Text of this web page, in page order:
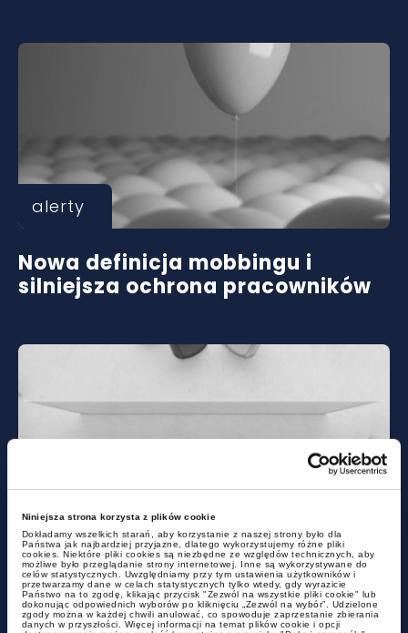
Niniejsza strona korzysta z plików cookie
Dokładamy wszelkich starań, aby korzystanie z naszej strony było dla
Państwa jak najbardziej przyjazne, dlatego wykorzystujemy różne pliki
cookies. Niektóre pliki cookies są niezbędne ze względów technicznych, aby
możliwe było przeglądanie strony internetowej. Inne są wykorzystywane do
celów statystycznych. Uwzględniamy przy tym ustawienia użytkowników i
przetwarzamy dane w celach statystycznych tylko wtedy, gdy wyrazicie
Państwo na to zgodę, klikając przycisk "Zezwól na wszystkie pliki cookie" lub
dokonując odpowiednich wyborów po kliknięciu „Zezwól na wybór”. Udzielone
zgody można w każdej chwili anulować, co spowoduje zaprzestanie zbierania
danych w przyszłości. Więcej informacji na temat plików cookie i opcji
alerty
Nowa definicja mobbingu i
silniejsza ochrona pracowników
alerty
Nadchodzą zmiany w cenach
transferowych